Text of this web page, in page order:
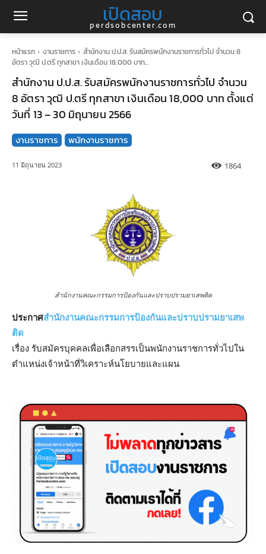
เปิดสอบ
perdsobcenter.com
หน้าแรก งานราชการ
สำนักงาน ป.ป.ส. รับสมัครพนักงานราชการทั่วไป จำนวน 8
อัตรา วุฒิ ป.ตรี ทุกสาขา เงินเดือน 18,000 บาท...
สำนักงาน ป.ป.ส. รับสมัครพนักงานราชการทั่วไป จำนวน
8 อัตรา วุฒิ ป.ตรี ทุกสาขา เงินเดือน 18,000 บาท ตั้งแต่
วันที่ 13 – 30 มิถุนายน 2566
งานราชการ พนักงานราชการ
11 มิถุนายน 2023 1864
สำนักงานคณะกรรมการป้องกันและปราบปรามยาเสพติด
ประกาศสำนักงานคณะกรรมการป้องกันและปราบปรามยาเสพ
ติด
เรื่อง รับสมัครบุคคลเพื่อเลือกสรรเป็นพนักงานราชการทั่วไปใน
ตำแหน่งเจ้าหน้าที่วิเคราะห์นโยบายและแผน